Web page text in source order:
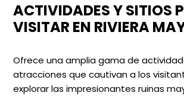
ACTIVIDADES Y SITIOS
VISITAR EN RIVIERA
Ofrece una amplia gama de
atracciones que cautivan a los
explorar las impresionantes ruinas